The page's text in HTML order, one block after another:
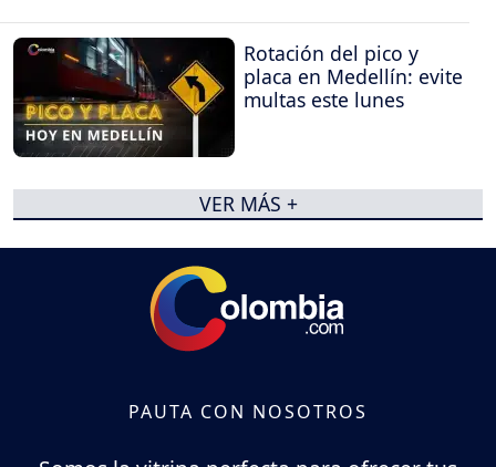
Rotación del pico y
placa en Medellín: evite
multas este lunes
VER MÁS +
PAUTA CON NOSOTROS